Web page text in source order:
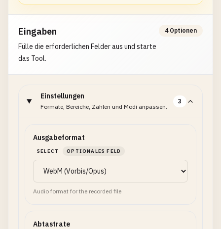
Eingaben
Fülle die erforderlichen Felder aus und starte
das Tool.
4 Optionen
Einstellungen
Formate, Bereiche, Zahlen und Modi anpassen.
3
Ausgabeformat
SELECT OPTIONALES FELD
Audio format for the recorded file
Abtastrate